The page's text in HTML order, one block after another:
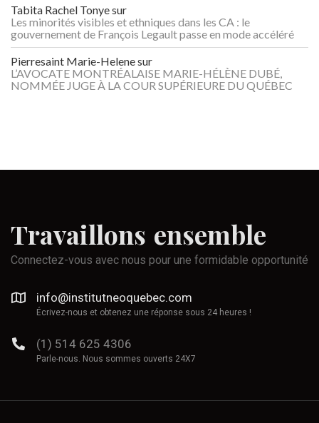
Tabita Rachel Tonyesur
Les minorités visibles et ethniques dans les CA : le
gouvernement de François Legault passe en mode accéléré
Pierresaint Marie-Helenesur
L’AVOCATE MONTRÉALAISE MARIE-HÉLÈNE DUBÉ,
NOMMÉE JUGE À LA COUR SUPÉRIEURE DU QUÉBEC
Travaillons ensemble
Connectez-vous avec nous pour une formidable opportunité
info@institutneoquebec.com
Écrivez-nous et obtenez une réponse sous 24 heures !
(1) 514 625 4306
Parle-nous. Nous sommes ouverts 24X7